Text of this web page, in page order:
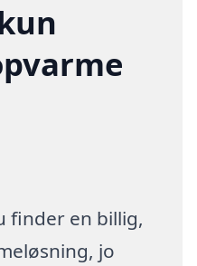
finder en billig,
jo